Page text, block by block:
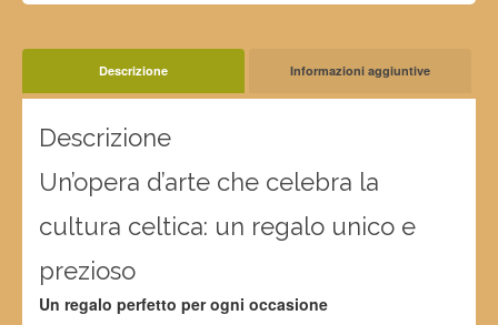
Descrizione Informazioni aggiuntive
Descrizione
Un’opera d’arte che celebra la
cultura celtica: un regalo unico e
prezioso
Un regalo perfetto per ogni occasione